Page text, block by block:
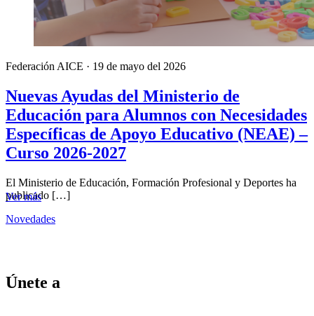
Federación AICE · 19 de mayo del 2026
Nuevas Ayudas del Ministerio de
Educación para Alumnos con Necesidades
Específicas de Apoyo Educativo (NEAE) –
Curso 2026-2027
El Ministerio de Educación, Formación Profesional y Deportes ha
publicado […]
Novedades
Ver más
Únete a